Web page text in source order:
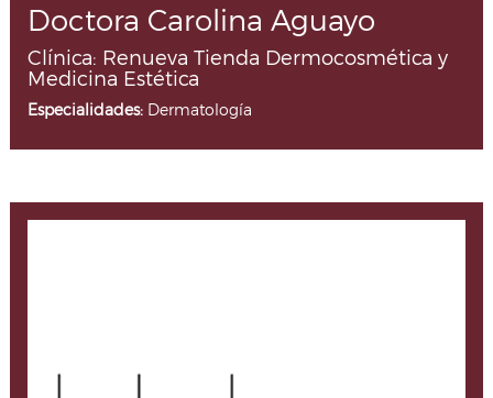
Doctora Carolina Aguayo
Clínica: Renueva Tienda Dermocosmética y
Medicina Estética
Especialidades: Dermatología